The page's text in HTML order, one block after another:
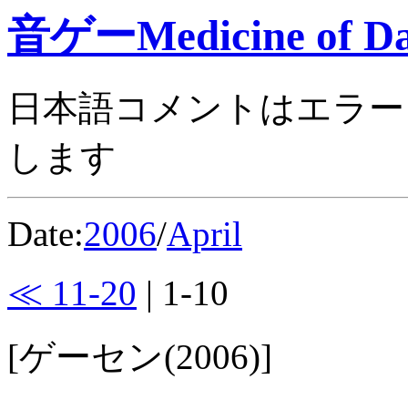
音ゲーMedicine of
日本語コメントはエラ
します
Date:2006/April
≪ 11-20 | 1-10
[ゲーセン(2006)]